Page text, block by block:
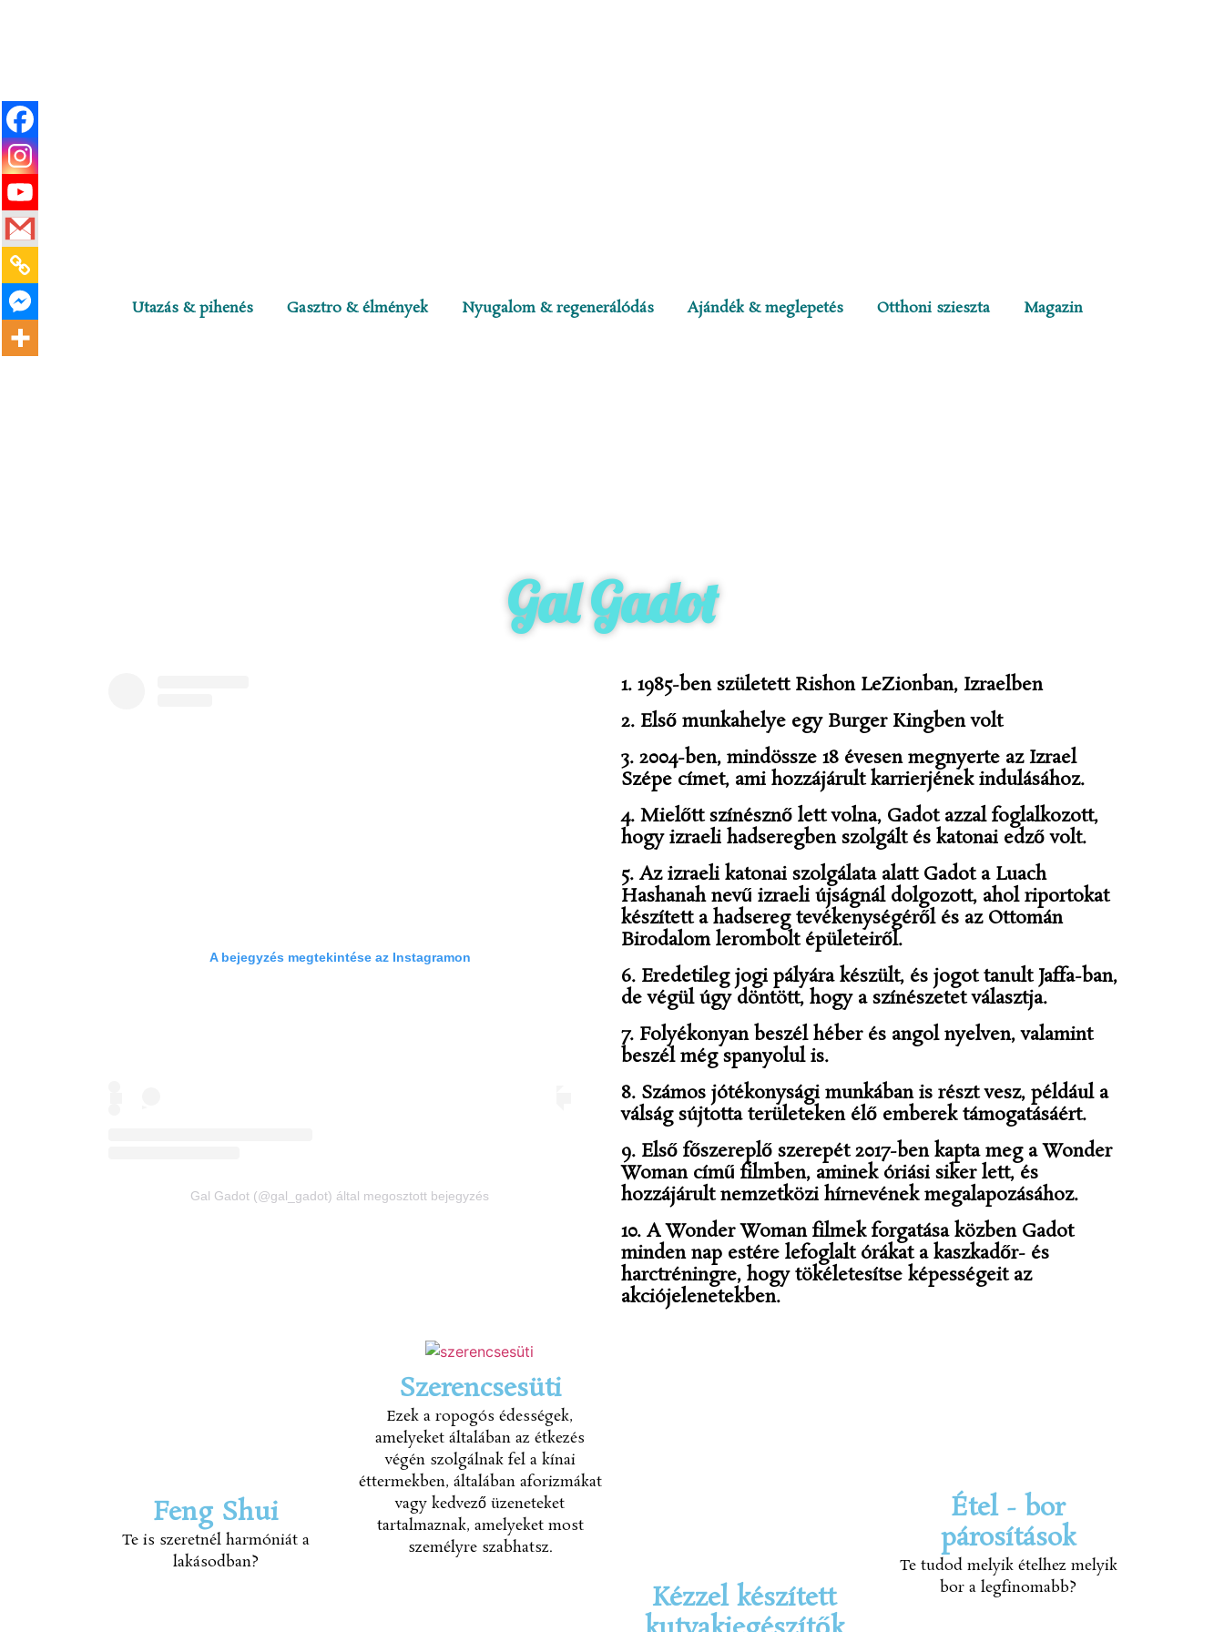
Utazás & pihenés Gasztro & élmények Nyugalom & regenerálódás Ajándék & meglepetés Otthoni szieszta Magazin
Gal Gadot
A bejegyzés megtekintése az Instagramon
Gal Gadot (@gal_gadot) által megosztott bejegyzés
1. 1985-ben született Rishon LeZionban, Izraelben
2. Első munkahelye egy Burger Kingben volt
3. 2004-ben, mindössze 18 évesen megnyerte az Izrael
Szépe címet, ami hozzájárult karrierjének indulásához.
4. Mielőtt színésznő lett volna, Gadot azzal foglalkozott,
hogy izraeli hadseregben szolgált és katonai edző volt.
5. Az izraeli katonai szolgálata alatt Gadot a Luach
Hashanah nevű izraeli újságnál dolgozott, ahol riportokat
készített a hadsereg tevékenységéről és az Ottomán
Birodalom lerombolt épületeiről.
6. Eredetileg jogi pályára készült, és jogot tanult Jaffa-ban,
de végül úgy döntött, hogy a színészetet választja.
7. Folyékonyan beszél héber és angol nyelven, valamint
beszél még spanyolul is.
8. Számos jótékonysági munkában is részt vesz, például a
válság sújtotta területeken élő emberek támogatásáért.
9. Első főszereplő szerepét 2017-ben kapta meg a Wonder
Woman című filmben, aminek óriási siker lett, és
hozzájárult nemzetközi hírnevének megalapozásához.
10. A Wonder Woman filmek forgatása közben Gadot
minden nap estére lefoglalt órákat a kaszkadőr- és
harctréningre, hogy tökéletesítse képességeit az
akciójelenetekben.
Feng Shui
Te is szeretnél harmóniát a
lakásodban?
Szerencsesüti
Ezek a ropogós édességek,
amelyeket általában az étkezés
végén szolgálnak fel a kínai
éttermekben, általában aforizmákat
vagy kedvező üzeneteket
tartalmaznak, amelyeket most
személyre szabhatsz.
Kézzel készített
Étel - bor
párosítások
Te tudod melyik ételhez melyik
bor a legfinomabb?